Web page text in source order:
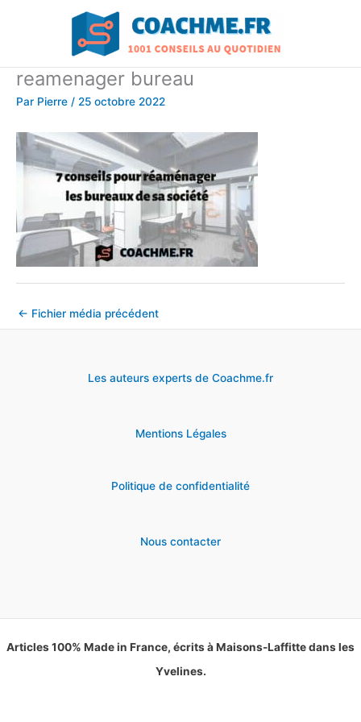
reamenager bureau
Par Pierre / 25 octobre 2022
← Fichier média précédent
Les auteurs experts de Coachme.fr
Mentions Légales
Politique de confidentialité
Nous contacter
Articles 100% Made in France, écrits à Maisons-Laffitte dans les
Yvelines.